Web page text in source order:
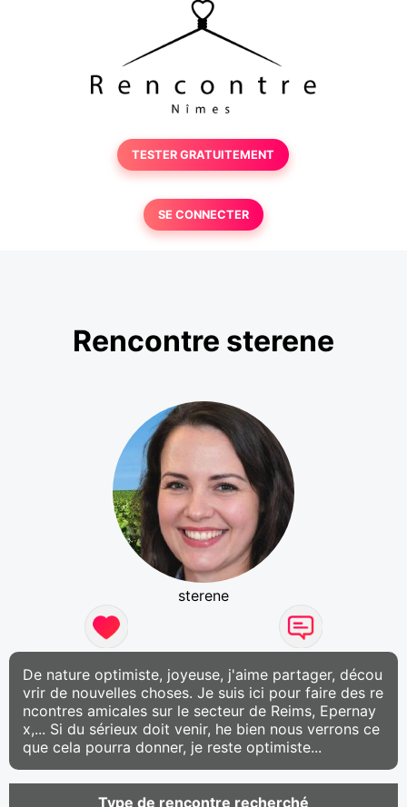
TESTER GRATUITEMENT
SE CONNECTER
Rencontre sterene
sterene
De nature optimiste, joyeuse, j'aime partager, décou
vrir de nouvelles choses. Je suis ici pour faire des re
ncontres amicales sur le secteur de Reims, Epernay
x,... Si du sérieux doit venir, he bien nous verrons ce
que cela pourra donner, je reste optimiste...
Type de rencontre recherché